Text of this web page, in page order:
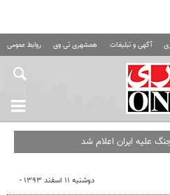
آگهی و تبلیغات همشهری تی وی روابط عمومی
علیه ایران اعلام شد
دوشنبه ۱۱ اسفند ۱۳۹۳ -